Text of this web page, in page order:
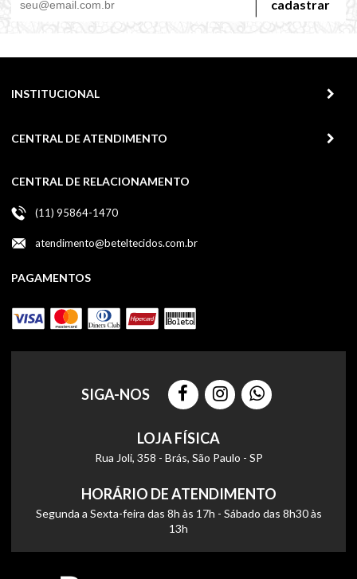
cadastrar
INSTITUCIONAL
CENTRAL DE ATENDIMENTO
CENTRAL DE RELACIONAMENTO
(11) 95864-1470
atendimento@beteltecidos.com.br
PAGAMENTOS
SIGA-NOS
LOJA FÍSICA
Rua Joli, 358 - Brás, São Paulo - SP
HORÁRIO DE ATENDIMENTO
Segunda a Sexta-feira das 8h às 17h - Sábado das 8h30 às
13h